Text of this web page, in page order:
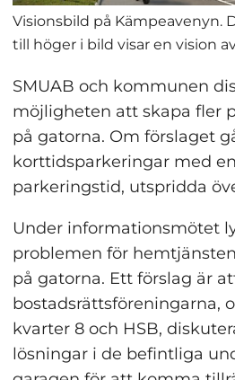
Visionsbild på Kämpeavenyn.
till höger i bild visar en vision
SMUAB och kommunen
möjligheten att skapa fler
på gatorna. Om förslaget
korttidsparkeringar med
parkeringstid, utspridda
Under informationsmötet
problemen för
på gatorna. Ett förslag är
bostadsrättsföreningarna,
kvarter 8 och HSB,
lösningar i de befintliga